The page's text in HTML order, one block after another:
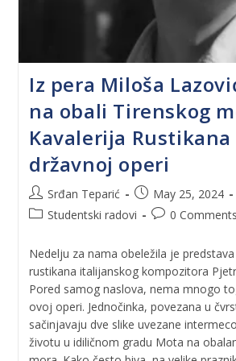
Iz pera Miloša
na obali Tirenskog
Kavalerija Rustikana
državnoj operi
Srđan Teparić
May 25, 2024
Studentski radovi
0 Comments
Nedelju za nama obeležila je
rustikana italijanskog kompozitora
Pored samog naslova, nema mnogo
ovoj operi. Jednočinka, povezana u
sačinjavaju dve slike uvezane
životu u idiličnom gradu Mota na